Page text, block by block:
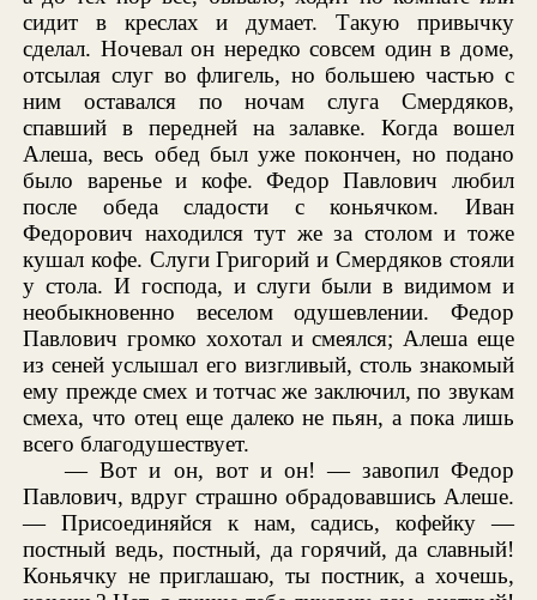
сидит в креслах и думает. Такую привычку
сделал. Ночевал он нередко совсем один в доме,
отсылая слуг во флигель, но большею частью с
ним оставался по ночам слуга Смердяков,
спавший в передней на залавке. Когда вошел
Алеша, весь обед был уже покончен, но подано
было варенье и кофе. Федор Павлович любил
после обеда сладости с коньячком. Иван
Федорович находился тут же за столом и тоже
кушал кофе. Слуги Григорий и Смердяков стояли
у стола. И господа, и слуги были в видимом и
необыкновенно веселом одушевлении. Федор
Павлович громко хохотал и смеялся; Алеша еще
из сеней услышал его визгливый, столь знакомый
ему прежде смех и тотчас же заключил, по звукам
смеха, что отец еще далеко не пьян, а пока лишь
всего благодушествует.
— Вот и он, вот и он! — завопил Федор
Павлович, вдруг страшно обрадовавшись Алеше.
— Присоединяйся к нам, садись, кофейку —
постный ведь, постный, да горячий, да славный!
Коньячку не приглашаю, ты постник, а хочешь,